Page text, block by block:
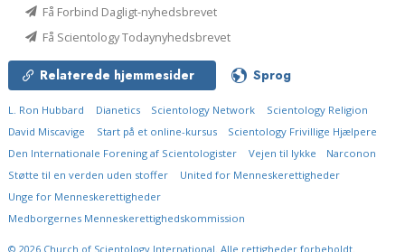
Få Forbind Dagligt-nyhedsbrevet
Få Scientology Todaynyhedsbrevet
Relaterede hjemmesider Sprog
L. Ron Hubbard Dianetics Scientology Network
Scientology Religion
David Miscavige
Start på et online-kursus
Scientology Frivillige Hjælpere
Den Internationale Forening af Scientologister
Vejen til lykke
Narconon
Støtte til en verden uden stoffer
United for Menneskerettigheder
Unge for Menneskerettigheder
Medborgernes Menneskerettigheds­kommission
© 2026 Church of Scientology International. Alle rettigheder forbeholdt.